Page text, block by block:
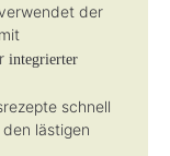
der
mit
integrierter
schnell
lästigen